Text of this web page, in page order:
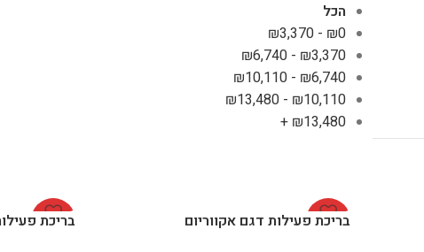
הכל
₪0
-
₪3,370
₪3,370
-
₪6,740
₪6,740
-
₪10,110
₪10,110
-
₪13,480
₪13,480
+
-39%
בריכת פעילות דגם אקווריום -18%
בריכת